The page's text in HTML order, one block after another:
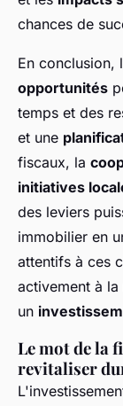
chances de
En conclusion,
opportunités
temps et des
et une
fiscaux, la
initiatives
des leviers
immobilier en
attentifs à ces
activement à la
un
Le mot de la
revitaliser